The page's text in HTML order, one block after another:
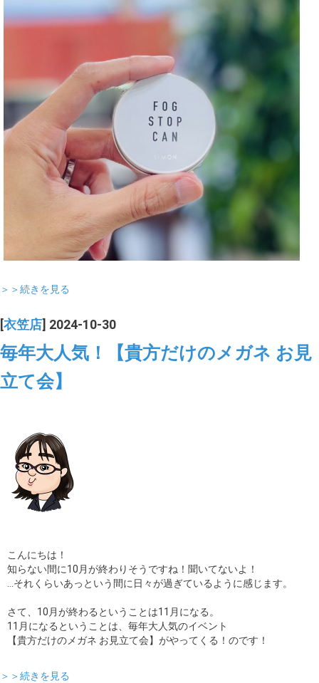
＞＞続きを見る
衣笠店 ] 2024-10-30
毎年大人気！【貴方だけのメガネ お見
立て会】
こんにちは！
知らない間に10月が終わりそうですね！聞いてないよ！
…それくらいあっという間に日々が過ぎているように感じます。
さて、10月が終わるということは11月になる。
11月になるということは、毎年大人気のイベント
【貴方だけのメガネ お見立て会】がやってくる！のです！
＞＞続きを見る